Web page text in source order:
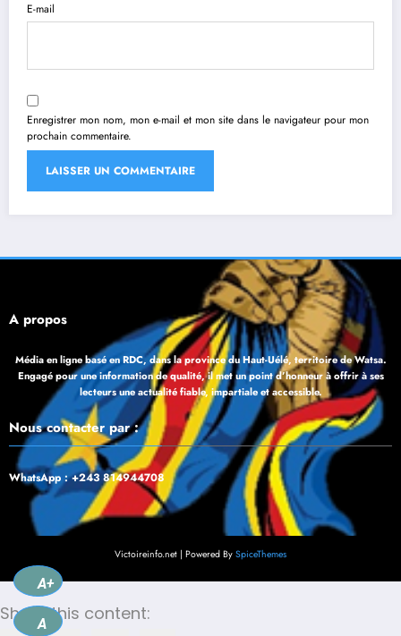
E-mail
Enregistrer mon nom, mon e-mail et mon site dans le navigateur pour mon
prochain commentaire.
À propos
Média en ligne basé en RDC, dans la province du Haut-Uélé, territoire de Watsa.
Engagé pour une information de qualité, il met un point d’honneur à offrir à ses
lecteurs une actualité fiable, impartiale et accessible.
Nous contacter par :
WhatsApp : +243 814944708
Victoireinfo.net | Powered By SpiceThemes
A+
A
Share this content: